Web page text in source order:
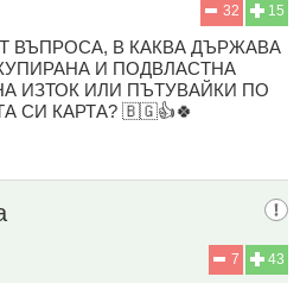
15
32
ВЪПРОСА, В КАКВА ДЪРЖАВА
И ПОДВЛАСТНА
ИЗТОК ИЛИ ПЪТУВАЙКИ ПО
СИ КАРТА? 🇧🇬👍🍀
43
7